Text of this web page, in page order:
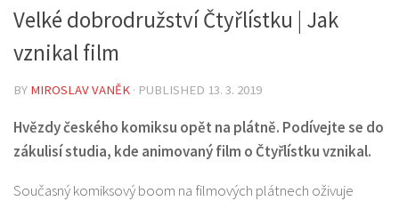
Velké dobrodružství Čtyřlístku | Jak
vznikal film
BY MIROSLAV VANĚK · PUBLISHED 13. 3. 2019
Hvězdy českého komiksu opět na plátně. Podívejte se do
zákulisí studia, kde animovaný film o Čtyřlístku vznikal.
Současný komiksový boom na filmových plátnech oživuje